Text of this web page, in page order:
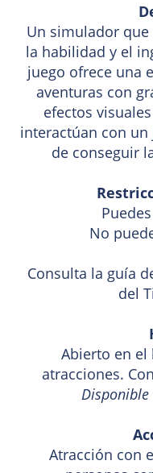
Un simulador
la habilidad y el
juego ofrece una
aventuras con
efectos
interactúan con
de conseguir
No
Consulta la guía
del
Abierto en el
atracciones.
Atracción con